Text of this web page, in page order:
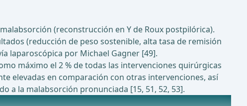
(reconstrucción en Y de Roux postpilórica).
(reducción de peso sostenible, alta tasa de remisión
laparoscópica por Michael Gagner [49].
máximo el 2 % de todas las intervenciones quirúrgicas
elevadas en comparación con otras intervenciones, así
a la malabsorción pronunciada [15, 51, 52, 53].